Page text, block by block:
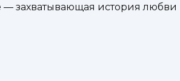
захватывающая история любви